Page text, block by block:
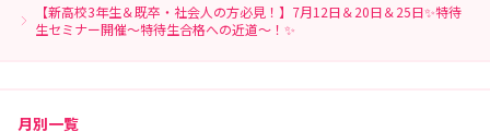
【新高校3年生＆既卒・社会人の方必見！】7月12日＆20日＆25日✨特待
生セミナー開催～特待生合格への近道～！✨
月別一覧